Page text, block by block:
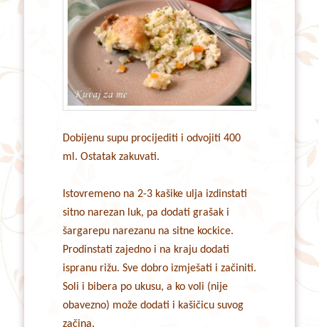
Dobijenu supu procijediti i odvojiti 400
ml. Ostatak zakuvati.
Istovremeno na 2-3 kašike ulja izdinstati
sitno narezan luk, pa dodati grašak i
šargarepu narezanu na sitne kockice.
Prodinstati zajedno i na kraju dodati
ispranu rižu. Sve dobro izmješati i začiniti.
Soli i bibera po ukusu, a ko voli (nije
obavezno) može dodati i kašičicu suvog
začina.